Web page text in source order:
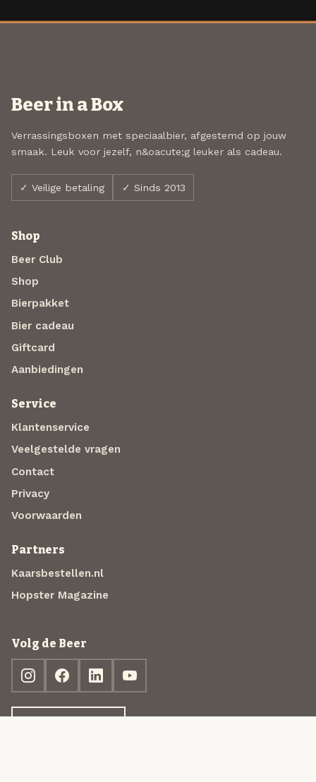
Beer in a Box
Verrassingsboxen met speciaalbier, afgestemd op jouw
smaak. Leuk voor jezelf, n&oacute;g leuker als cadeau.
✓ Veilige betaling ✓ Sinds 2013
Shop
Beer Club
Shop
Bierpakket
Bier cadeau
Giftcard
Aanbiedingen
Service
Klantenservice
Veelgestelde vragen
Contact
Privacy
Voorwaarden
Partners
Kaarsbestellen.nl
Hopster Magazine
Volg de Beer